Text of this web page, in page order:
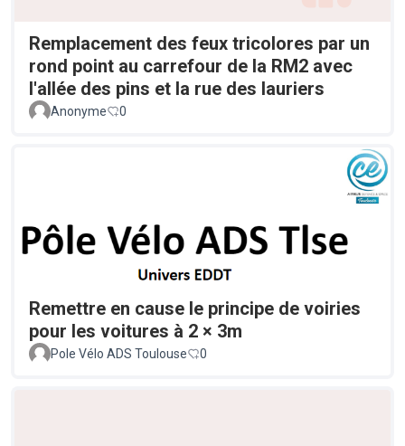
Remplacement des feux tricolores par un
rond point au carrefour de la RM2 avec
l'allée des pins et la rue des lauriers
Anonyme 0
Remettre en cause le principe de voiries
pour les voitures à 2 × 3m
Pole Vélo ADS Toulouse 0